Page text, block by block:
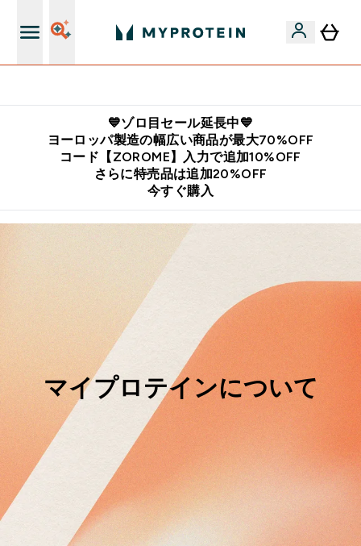
💙ゾロ目セール延長中💙
ヨーロッパ製造の幅広い商品が最大70%OFF
コード【ZOROME】入力で追加10%OFF
さらに特売品は追加20%OFF
今すぐ購入
マイプロテインについて